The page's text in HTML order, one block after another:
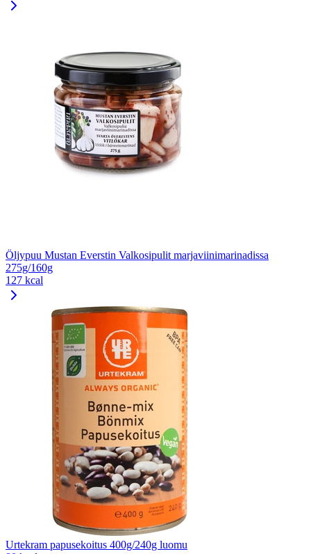
Öljypuu Mustan Everstin Valkosipulit marjaviinimarinadissa
275g/160g
127 kcal
Urtekram papusekoitus 400g/240g luomu